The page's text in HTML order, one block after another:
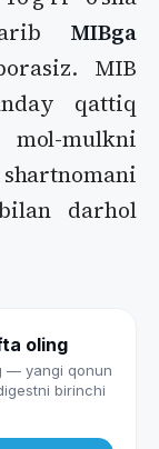
MIBga
MIB
qattiq
mulkni
darhol
oling
— yangi qonun
birinchi